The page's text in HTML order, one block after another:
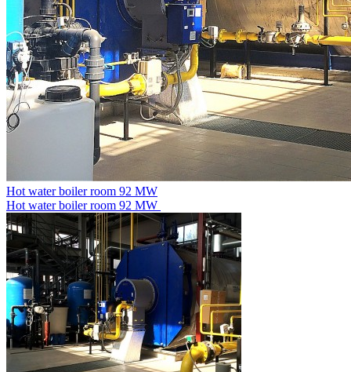
Hot water boiler room 92 MW
Hot water boiler room 92 MW